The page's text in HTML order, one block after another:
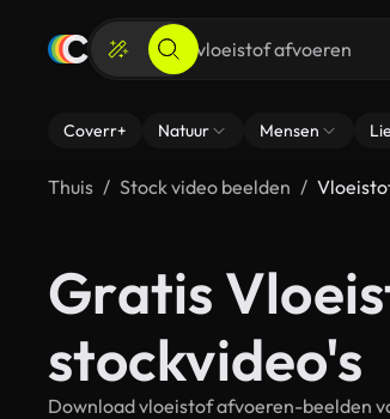
Coverr+ Natuur Mensen
Thuis Stock video beelden
Gratis
stockvideo's
Download vloeistof afvoeren-beelden